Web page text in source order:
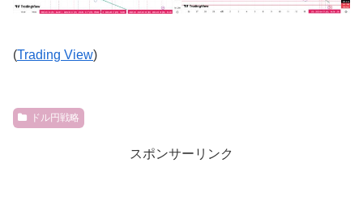
(Trading View)
ドル円戦略
スポンサーリンク